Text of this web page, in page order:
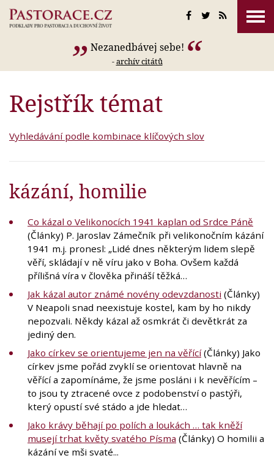
Nezanedbávej sebe!
-archív citátů
Rejstřík témat
Vyhledávání podle kombinace klíčových slov
kázání, homilie
Co kázal o Velikonocích 1941 kaplan od Srdce Páně
(Články) P. Jaroslav Zámečník při velikonočním kázání
1941 m.j. pronesl: „Lidé dnes některým lidem slepě
věří, skládají v ně víru jako v Boha. Ovšem každá
přílišná víra v člověka přináší těžká…
Jak kázal autor známé novény odevzdanosti (Články)
V Neapoli snad neexistuje kostel, kam by ho nikdy
nepozvali. Někdy kázal až osmkrát či devětkrát za
jediný den.
Jako církev se orientujeme jen na věřící(Články) Jako
církev jsme pořád zvyklí se orientovat hlavně na
věřící a zapomínáme, že jsme posláni i k nevěřícím –
to jsou ty ztracené ovce z podobenství o pastýři,
který opustí své stádo a jde hledat…
Jako krávy běhají po polích a loukách … tak kněží
musejí trhat květy svatého Písma (Články) O homilii a
kázání ve mši svaté...